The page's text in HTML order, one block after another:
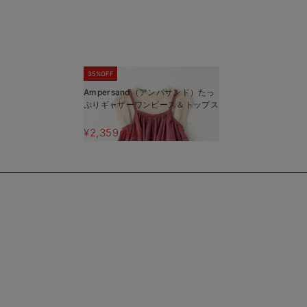
35%OFF
Ampersand（アンパサンド）たっ
ぷりギャザーワンピース＆トップス
¥2,359(税込)